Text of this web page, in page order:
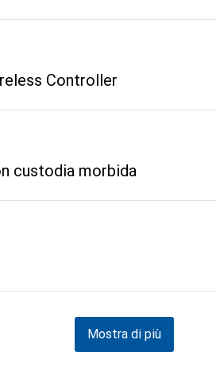
Controller
custodia morbida
Mostra di più